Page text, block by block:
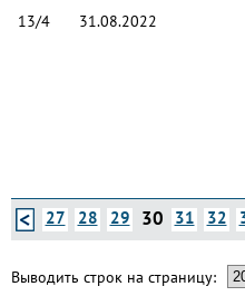
13/4 31.08.2022
27 28 29 30 31 32
Выводить строк на страницу: